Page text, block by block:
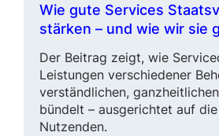
Wie gute Services
stärken – und wie wir sie
Der Beitrag zeigt, wie
Leistungen verschiede­ner
verständlichen,
bündelt – ausgerichtet auf
Nutzenden.